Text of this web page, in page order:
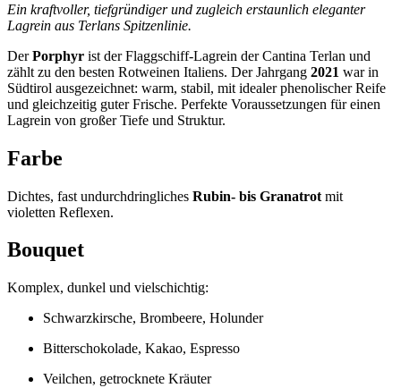
Ein kraftvoller, tiefgründiger und zugleich erstaunlich eleganter
Lagrein aus Terlans Spitzenlinie.
DerPorphyr ist der Flaggschiff‑Lagrein der Cantina Terlan und
zählt zu den besten Rotweinen Italiens. Der Jahrgang 2021 war in
Südtirol ausgezeichnet: warm, stabil, mit idealer phenolischer Reife
und gleichzeitig guter Frische. Perfekte Voraussetzungen für einen
Lagrein von großer Tiefe und Struktur.
Farbe
Dichtes, fast undurchdringliches Rubin‑ bis Granatrot mit
violetten Reflexen.
Bouquet
Komplex, dunkel und vielschichtig:
Schwarzkirsche, Brombeere, Holunder
Bitterschokolade, Kakao, Espresso
Veilchen, getrocknete Kräuter